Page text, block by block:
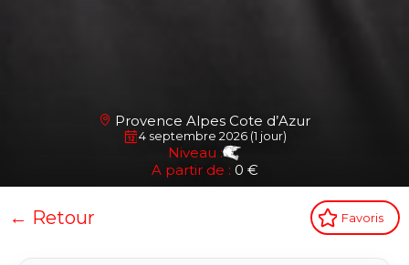
Provence Alpes Cote d’Azur
4 septembre 2026 (1 jour)
Niveau :
A partir de : 0 €
← Retour Favoris